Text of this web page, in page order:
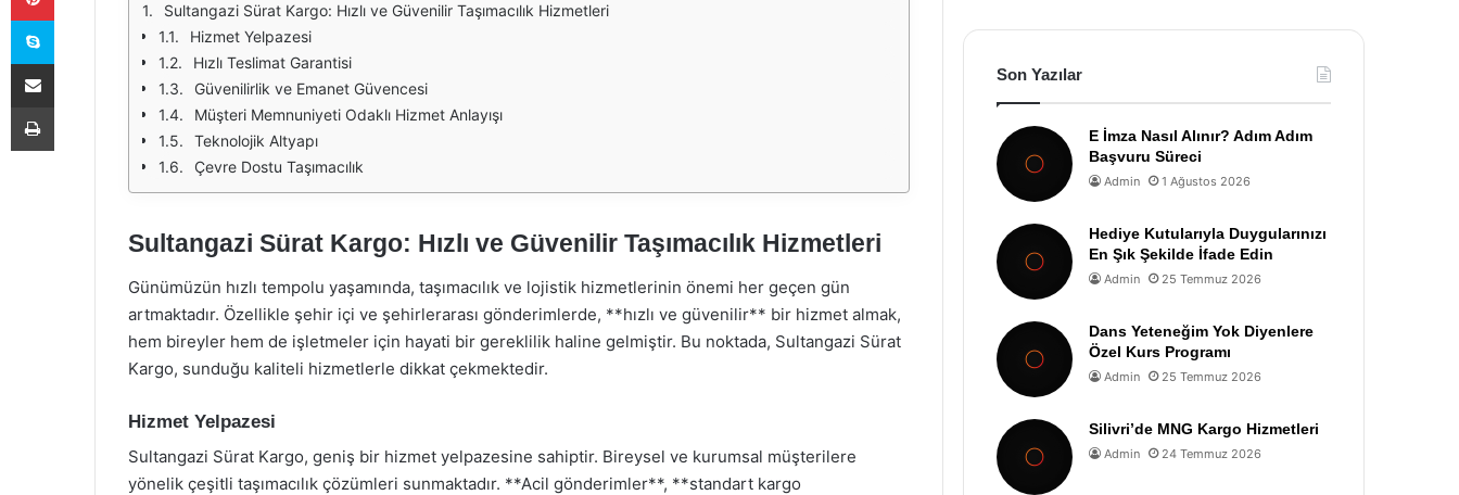
Sultangazi Sürat Kargo: Hızlı ve Güvenilir Taşımacılık Hizmetleri
Hizmet Yelpazesi
Hızlı Teslimat Garantisi
Güvenilirlik ve Emanet Güvencesi
Müşteri Memnuniyeti Odaklı Hizmet Anlayışı
Teknolojik Altyapı
Çevre Dostu Taşımacılık
Sultangazi Sürat Kargo: Hızlı ve Güvenilir Taşımacılık Hizmetleri
Günümüzün hızlı tempolu yaşamında, taşımacılık ve lojistik hizmetlerinin önemi her geçen gün
artmaktadır. Özellikle şehir içi ve şehirlerarası gönderimlerde, **hızlı ve güvenilir** bir hizmet almak,
hem bireyler hem de işletmeler için hayati bir gereklilik haline gelmiştir. Bu noktada, Sultangazi Sürat
Kargo, sunduğu kaliteli hizmetlerle dikkat çekmektedir.
Hizmet Yelpazesi
Sultangazi Sürat Kargo, geniş bir hizmet yelpazesine sahiptir. Bireysel ve kurumsal müşterilere
yönelik çeşitli taşımacılık çözümleri sunmaktadır. **Acil gönderimler**, **standart kargo
Son Yazılar
E İmza Nasıl Alınır? Adım Adım
Başvuru Süreci
Admin 1 Ağustos 2026
Hediye Kutularıyla Duygularınızı
En Şık Şekilde İfade Edin
Admin 25 Temmuz 2026
Dans Yeteneğim Yok Diyenlere
Özel Kurs Programı
Admin 25 Temmuz 2026
Silivri’de MNG Kargo Hizmetleri
Admin 24 Temmuz 2026
Skype
E-Posta ile paylaş